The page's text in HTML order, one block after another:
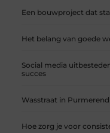
Een bouwproject dat
Het belang van goede
Social media
succes
Wasstraat in
Hoe zorg je voor